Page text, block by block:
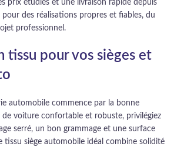
prix étudiés et une livraison rapide depuis
des réalisations propres et fiables, du
professionnel.
tissu pour vos sièges et
automobile commence par la bonne
de voiture confortable et robuste, privilégiez
serré, un bon grammage et une surface
tissu siège automobile idéal combine solidité